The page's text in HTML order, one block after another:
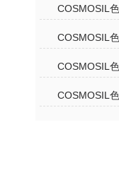
COSMOSIL
COSMOSIL